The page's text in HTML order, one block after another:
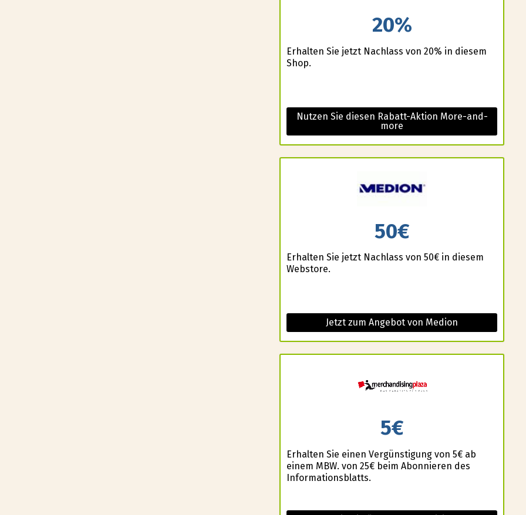
20%
Erhalten Sie jetzt Nachlass von 20% in diesem
Shop.
Nutzen Sie diesen Rabatt-Aktion More-and-
more
50€
Erhalten Sie jetzt Nachlass von 50€ in diesem
Webstore.
Jetzt zum Angebot von Medion
5€
Erhalten Sie einen Vergünstigung von 5€ ab
einem MBW. von 25€ beim Abonnieren des
Informationsblatts.